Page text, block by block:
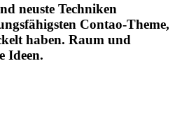
neuste Techniken
Contao-Theme,
haben. Raum und
Ideen.